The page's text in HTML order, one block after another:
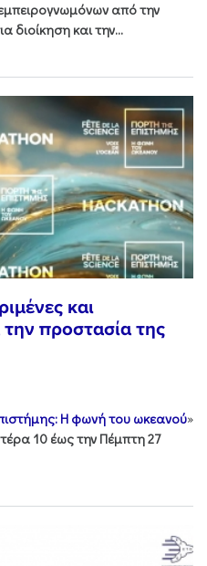
από την
διοίκηση και την...
και
την προστασία της
Η φωνή του ωκεανού»
10 έως την Πέμπτη 27